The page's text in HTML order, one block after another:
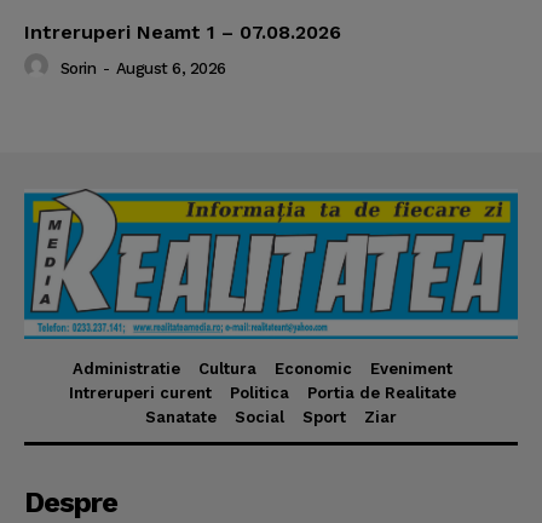
Intreruperi Neamt 1 – 07.08.2026
Sorin - August 6, 2026
Administratie Cultura Economic
Eveniment
Intreruperi curent
Politica
Portia de Realitate
Sanatate
Social Sport Ziar
Despre